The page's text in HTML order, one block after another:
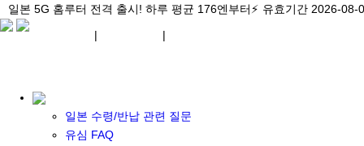
일본 5G 홈루터 전격 출시! 하루 평균 176엔부터⚡ 유효기간 2026-08-
일본 수령/반납 관련 질문
유심 FAQ
\아이비디오 eSIM🇯🇵/ 일본 3대 현지망 모두 플랜 완비! 유효기간
일본 5G 홈루터 전격 출시! 하루 평균 176엔부터⚡ 유효기간 2026-08-
| |